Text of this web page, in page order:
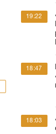
19:22
18:47
18:03